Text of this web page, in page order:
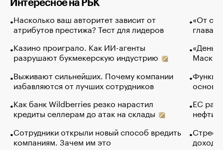
Интересное на РБК
Насколько ваш авторитет зависит от
атрибутов престижа? Тест для лидеров
Казино проиграло. Как ИИ-агенты
разрушают букмекерскую индустрию
Выживают сильнейших. Почему компании
избавляются от лучших сотрудников
Как банк Wildberries резко нарастил
кредиты селлерам до атак на склады
Сотрудники открыли новый способ вредить
компаниям. Зачем им это
«От
глава
Маск в
основ
ЕС
нефти